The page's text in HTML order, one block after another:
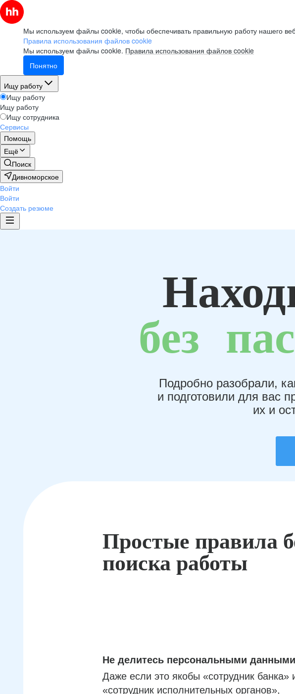
Мы используем файлы cookie, чтобы обеспечивать правильную работу нашего
Правила использования файлов cookie
Мы используем файлы cookie. Правила использования файлов cookie
Понятно
Ищу работу
Ищу работу
Ищу работу
Ищу сотрудника
Сервисы
Помощь
Ещё
Поиск
Дивноморское
Войти
Войти
Создать резюме
без
Подробно разобрали,
и подготовили для вас
их и
Простые правила
поиска работы
Не делитесь персональными данными
Даже если это якобы «сотрудник банка»
«сотрудник исполнительных органов»,